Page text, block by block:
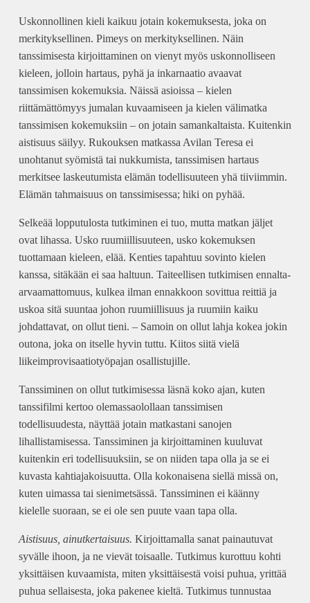
Uskonnollinen kieli kaikuu jotain kokemuksesta, joka on
merkityksellinen. Pimeys on merkityksellinen. Näin
tanssimisesta kirjoittaminen on vienyt myös uskonnolliseen
kieleen, jolloin hartaus, pyhä ja inkarnaatio avaavat
tanssimisen kokemuksia. Näissä asioissa – kielen
riittämättömyys jumalan kuvaamiseen ja kielen välimatka
tanssimisen kokemuksiin – on jotain samankaltaista. Kuitenkin
aistisuus säilyy. Rukouksen matkassa Avilan Teresa ei
unohtanut syömistä tai nukkumista, tanssimisen hartaus
merkitsee laskeutumista elämän todellisuuteen yhä tiiviimmin.
Elämän tahmaisuus on tanssimisessa; hiki on pyhää.
Selkeää lopputulosta tutkiminen ei tuo, mutta matkan jäljet
ovat lihassa. Usko ruumiillisuuteen, usko kokemuksen
tuottamaan kieleen, elää. Kenties tapahtuu sovinto kielen
kanssa, sitäkään ei saa haltuun. Taiteellisen tutkimisen ennalta-
arvaamattomuus, kulkea ilman ennakkoon sovittua reittiä ja
uskoa sitä suuntaa johon ruumiillisuus ja ruumiin kaiku
johdattavat, on ollut tieni. – Samoin on ollut lahja kokea jokin
outona, joka on itselle hyvin tuttu. Kiitos siitä vielä
liikeimprovisaatiotyöpajan osallistujille.
Tanssiminen on ollut tutkimisessa läsnä koko ajan, kuten
tanssifilmi kertoo olemassaolollaan tanssimisen
todellisuudesta, näyttää jotain matkastani sanojen
lihallistamisessa. Tanssiminen ja kirjoittaminen kuuluvat
kuitenkin eri todellisuuksiin, se on niiden tapa olla ja se ei
kuvasta kahtiajakoisuutta. Olla kokonaisena siellä missä on,
kuten uimassa tai sienimetsässä. Tanssiminen ei käänny
kielelle suoraan, se ei ole sen puute vaan tapa olla.
Aistisuus, ainutkertaisuus. Kirjoittamalla sanat painautuvat
syvälle ihoon, ja ne vievät toisaalle. Tutkimus kurottuu kohti
yksittäisen kuvaamista, miten yksittäisestä voisi puhua, yrittää
puhua sellaisesta, joka pakenee kieltä. Tutkimus tunnustaa